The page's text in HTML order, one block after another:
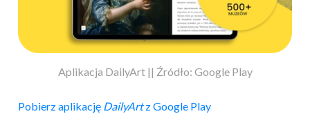
Aplikacja DailyArt || Źródło: Google Play
Pobierz aplikację DailyArtz Google Play